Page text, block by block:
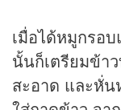
เมื่อได้หมูกรอ
นั้นก็เตรียมข้า
สะอาด และหั่